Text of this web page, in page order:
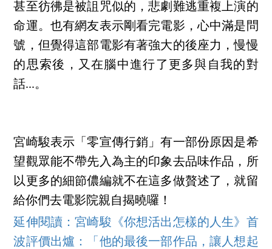
甚至彷彿是被詛咒似的，悲劇難逃重複上演的
命運。也有網友表示剛看完電影，心中滿是問
號，但覺得這部電影有著強大的後座力，慢慢
的思索後，又在腦中進行了更多與自我的對
話...。
宮崎駿表示「零宣傳行銷」有一部份原因是希
望觀眾能不帶先入為主的印象去品味作品，所
以更多的細節儂編就不在這多做贅述了，就留
給你們去電影院親自揭曉囉！
延伸閱讀：宮崎駿《你想活出怎樣的人生》首
波評價出爐：「他的最後一部作品，讓人想起